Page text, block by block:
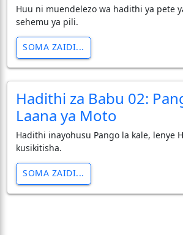
Huu ni muendelezo wa hadithi ya pete
sehemu ya pili.
SOMA ZAIDI...
Hadithi za Babu 02:
Laana ya Moto
Hadithi inayohusu Pango la kale, lenye
kusikitisha.
SOMA ZAIDI...